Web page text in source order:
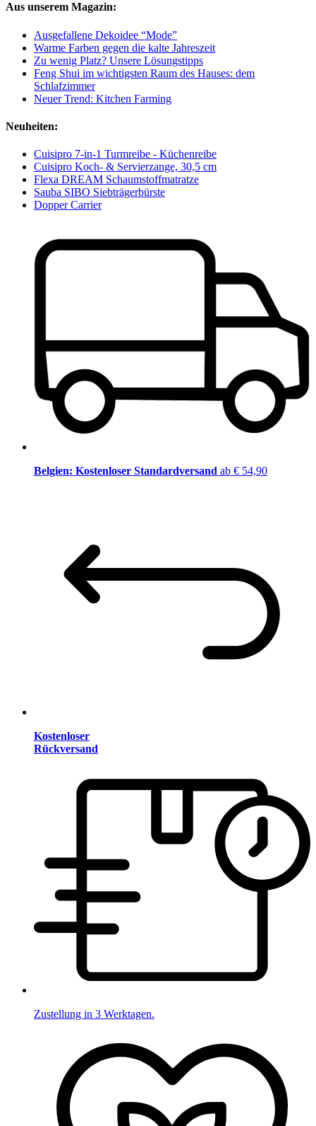
Aus unserem Magazin:
Ausgefallene Dekoidee “Mode”
Warme Farben gegen die kalte Jahreszeit
Zu wenig Platz? Unsere Lösungstipps
Feng Shui im wichtigsten Raum des Hauses: dem
Schlafzimmer
Neuer Trend: Kitchen Farming
Neuheiten:
Cuisipro 7-in-1 Turmreibe - Küchenreibe
Cuisipro Koch- & Servierzange, 30,5 cm
Flexa DREAM Schaumstoffmatratze
Sauba SIBO Siebträgerbürste
Dopper Carrier
Belgien: Kostenloser Standardversand ab € 54,90
Kostenloser
Rückversand
Zustellung in 3 Werktagen.